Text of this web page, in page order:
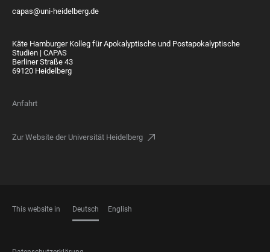
capas@uni-heidelberg.de
Käte Hamburger Kolleg für Apokalyptische und Postapokalyptische
Studien | CAPAS
Berliner Straße 43
69120 Heidelberg
Anfahrt
Zur Website der Universität Heidelberg
This website in Deutsch English